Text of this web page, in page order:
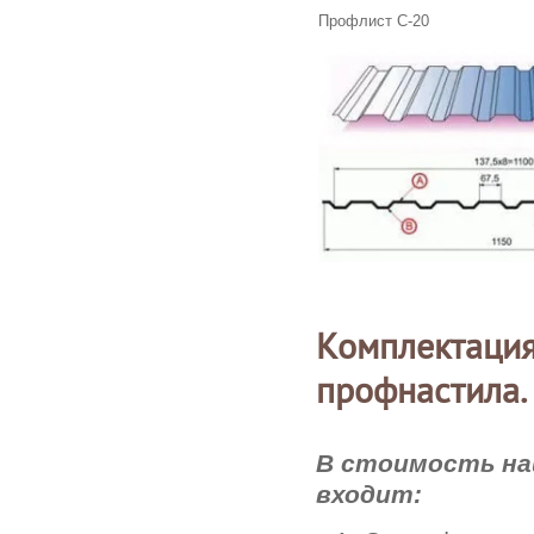
Профлист С-20
профнастила.
В стоимость
входит: